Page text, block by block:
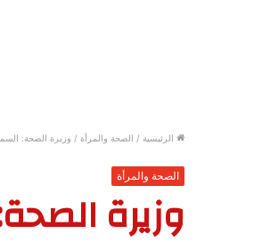
الرئيسية / الصحة والمرأة / وزيرة الصحة:
الصحة والمرأة
وزيرة